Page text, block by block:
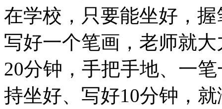
在学校，只要能坐好，
写好一个笔画，老师就
20分钟，手把手地、一
持坐好、写好10分钟，